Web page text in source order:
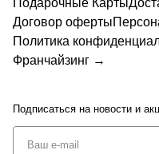
Подарочные Карты
Договор оферты
Политика
Франчайзинг →
Подписаться на новости и